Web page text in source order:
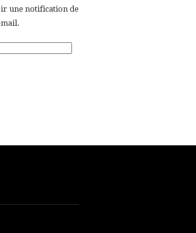
une notification de